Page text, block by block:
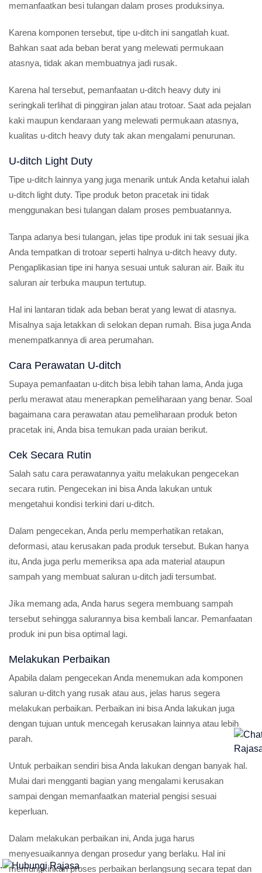
memanfaatkan besi tulangan dalam proses produksinya.
Karena komponen tersebut, tipe u-ditch ini sangatlah kuat.
Bahkan saat ada beban berat yang melewati permukaan
atasnya, tidak akan membuatnya jadi rusak.
Karena hal tersebut, pemanfaatan u-ditch heavy duty ini
seringkali terlihat di pinggiran jalan atau trotoar. Saat ada pejalan
kaki maupun kendaraan yang melewati permukaan atasnya,
kualitas u-ditch heavy duty tak akan mengalami penurunan.
U-ditch Light Duty
Tipe u-ditch lainnya yang juga menarik untuk Anda ketahui ialah
u-ditch light duty. Tipe produk beton pracetak ini tidak
menggunakan besi tulangan dalam proses pembuatannya.
Tanpa adanya besi tulangan, jelas tipe produk ini tak sesuai jika
Anda tempatkan di trotoar seperti halnya u-ditch heavy duty.
Pengaplikasian tipe ini hanya sesuai untuk saluran air. Baik itu
saluran air terbuka maupun tertutup.
Hal ini lantaran tidak ada beban berat yang lewat di atasnya.
Misalnya saja letakkan di selokan depan rumah. Bisa juga Anda
menempatkannya di area perumahan.
Cara Perawatan U-ditch
Supaya pemanfaatan u-ditch bisa lebih tahan lama, Anda juga
perlu merawat atau menerapkan pemeliharaan yang benar. Soal
bagaimana cara perawatan atau pemeliharaan produk beton
pracetak ini, Anda bisa temukan pada uraian berikut.
Cek Secara Rutin
Salah satu cara perawatannya yaitu melakukan pengecekan
secara rutin. Pengecekan ini bisa Anda lakukan untuk
mengetahui kondisi terkini dari u-ditch.
Dalam pengecekan, Anda perlu memperhatikan retakan,
deformasi, atau kerusakan pada produk tersebut. Bukan hanya
itu, Anda juga perlu memeriksa apa ada material ataupun
sampah yang membuat saluran u-ditch jadi tersumbat.
Jika memang ada, Anda harus segera membuang sampah
tersebut sehingga salurannya bisa kembali lancar. Pemanfaatan
produk ini pun bisa optimal lagi.
Melakukan Perbaikan
Apabila dalam pengecekan Anda menemukan ada komponen
saluran u-ditch yang rusak atau aus, jelas harus segera
melakukan perbaikan. Perbaikan ini bisa Anda lakukan juga
dengan tujuan untuk mencegah kerusakan lainnya atau lebih
parah.
Untuk perbaikan sendiri bisa Anda lakukan dengan banyak hal.
Mulai dari mengganti bagian yang mengalami kerusakan
sampai dengan memanfaatkan material pengisi sesuai
keperluan.
Dalam melakukan perbaikan ini, Anda juga harus
menyesuaikannya dengan prosedur yang berlaku. Hal ini
memungkinkan proses perbaikan berlangsung secara tepat dan
.